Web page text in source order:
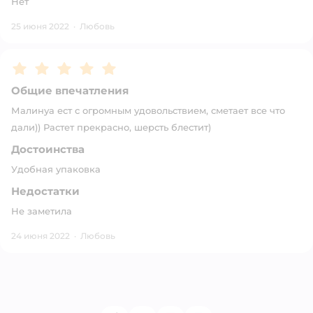
25 июня 2022 · Любовь
Рейтинг:5
Общие впечатления
Малинуа ест с огромным удовольствием, сметает все что
дали)) Растет прекрасно, шерсть блестит)
Достоинства
Удобная упаковка
Недостатки
Не заметила
24 июня 2022 · Любовь